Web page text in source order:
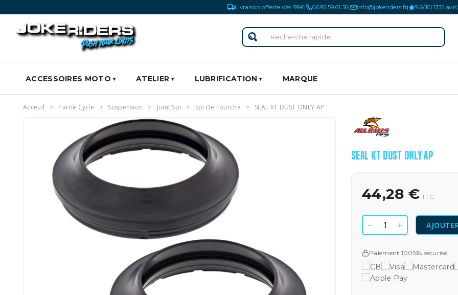
Livraison offerte dès 99€| 06.95.59.61.36| info@jokeriders.fr| 9.6/10(1335
ACCESSOIRES MOTO ATELIER LUBRIFICATION MARQUE
Acceuil Partie Cycle Suspension Joint Spi Spi De Fourche SEAL KT DUST ONLY AP
SEAL KT DUST ONLY AP
44,28 € TTC
Paiement 100%% sécurisé